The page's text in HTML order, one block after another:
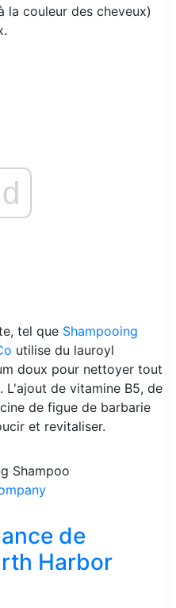
la couleur des cheveux)
tel que Shampooing
utilise du lauroyl
doux pour nettoyer tout
L'ajout de vitamine B5, de
de figue de barbarie
et revitaliser.
de
Harbor